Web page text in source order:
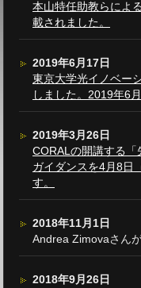
本山特任助教らによ
載されました。
2019年6月17日
東京大学光イノベー
しました。2019年6
2019年3月26日
CORALの開講する
ガイダンスを4月8日
す。
2018年11月1日
Andrea Zimovaさん
2018年9月26日